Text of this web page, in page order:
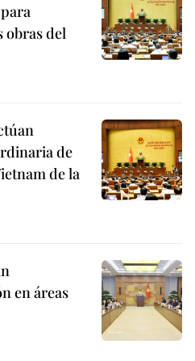
obras del
de
de la
en áreas